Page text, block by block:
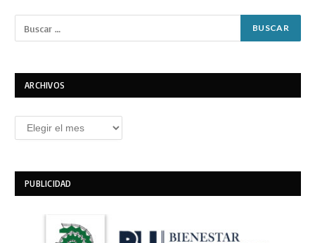
ARCHIVOS
Archivos
PUBLICIDAD